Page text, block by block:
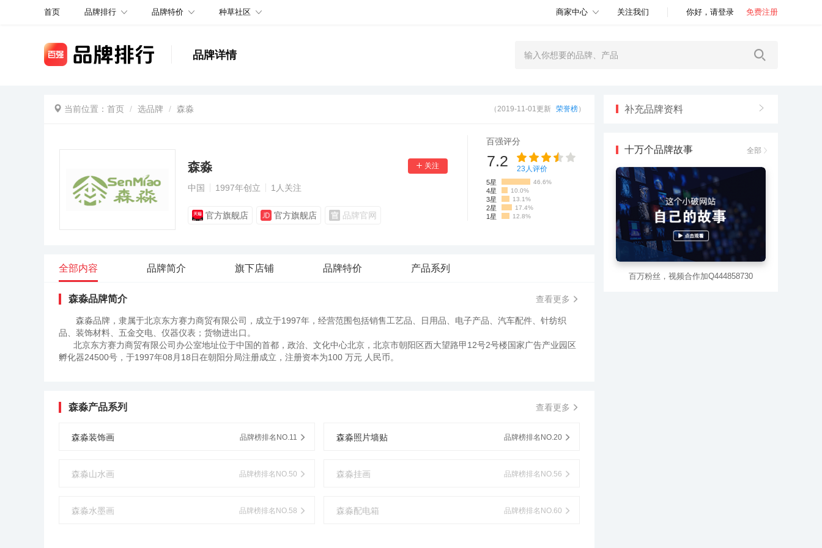
首页 品牌排行 品牌特价 种草社区 商家中心 关注我们 你好，请登录 免费注册
品牌详情
当前位置： 首页 选品牌 森淼 （2019-11-01更新 荣誉榜）
森淼
中国 1997年创立 1 人关注
官方旗舰店 官方旗舰店 品牌官网
百强评分
7.2 23 人评价
5星 46.6%
4星 10.0%
3星 13.1%
2星 17.4%
1星 12.8%
全部内容 品牌简介 旗下店铺 品牌特价 产品系列
森淼品牌简介 查看更多
森淼品牌，隶属于北京东方赛力商贸有限公司，成立于1997年，经营范围包括销售工艺品、日用品、电子产品、汽车配件、针纺织
品、装饰材料、五金交电、仪器仪表；货物进出口。
北京东方赛力商贸有限公司办公室地址位于中国的首都，政治、文化中心北京，北京市朝阳区西大望路甲12号2号楼国家广告产业园区
孵化器24500号，于1997年08月18日在朝阳分局注册成立，注册资本为100 万元 人民币。
森淼产品系列 查看更多
森淼装饰画 品牌榜排名NO.11 森淼照片墙贴 品牌榜排名NO.20
森淼山水画 品牌榜排名NO.50 森淼挂画 品牌榜排名NO.56
森淼水墨画 品牌榜排名NO.58 森淼配电箱 品牌榜排名NO.60
补充品牌资料
十万个品牌故事 全部
百万粉丝，视频合作加Q444858730